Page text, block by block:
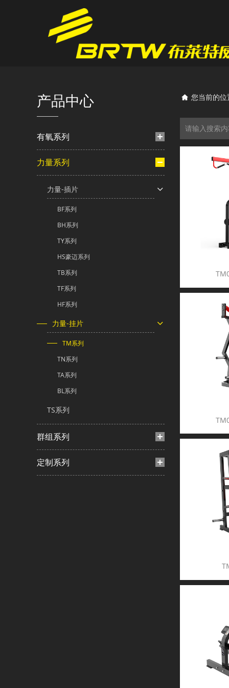
产品中心
有氧系列
力量系列
力量-插片
BF系列
BH系列
TY系列
HS豪迈系列
TB系列
TF系列
HF系列
力量-挂片
TM系列
TN系列
TA系列
BL系列
TS系列
群组系列
定制系列
您当前的